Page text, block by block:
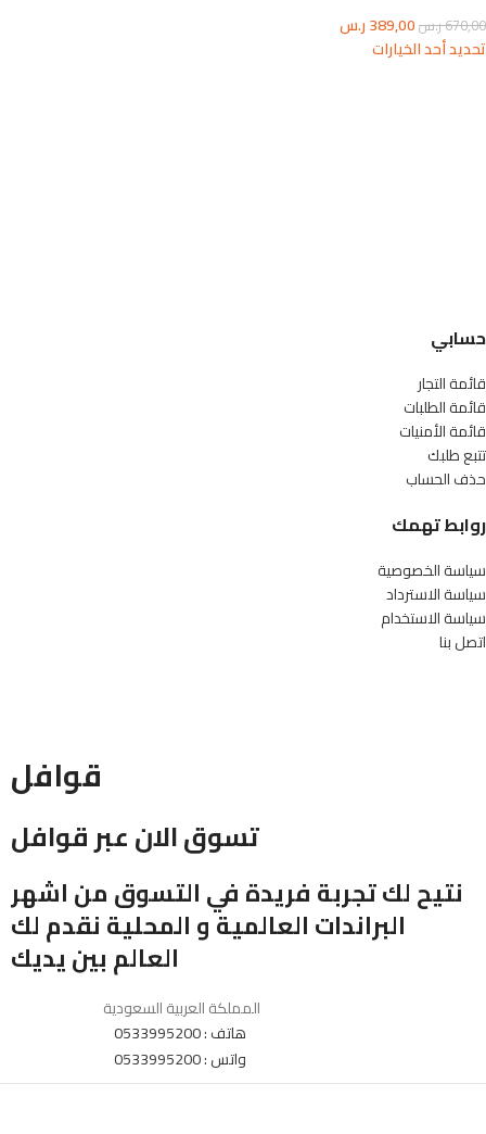
670,00ر.س389,00ر.س
تحديد أحد الخيارات
حسابي
قائمة التجار
قائمة الطلبات
قائمة الأمنيات
تتبع طلبك
حذف الحساب
روابط تهمك
سياسة الخصوصية
سياسة الاسترداد
سياسة الاستخدام
اتصل بنا
قوافل
تسوق الان عبر قوافل
نتيح لك تجربة فريدة في التسوق من اشهر
البراندات العالمية و المحلية نقدم لك
العالم بين يديك
المملكة العربية السعودية
هاتف : 0533995200
واتس : 0533995200